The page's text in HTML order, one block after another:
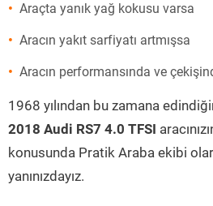
Araçta yanık yağ kokusu varsa
Aracın yakıt sarfiyatı artmışsa
Aracın performansında ve
1968 yılından bu zamana
2018 Audi RS7 4.0 TFSI
konusunda Pratik Araba ekibi
yanınızdayız.